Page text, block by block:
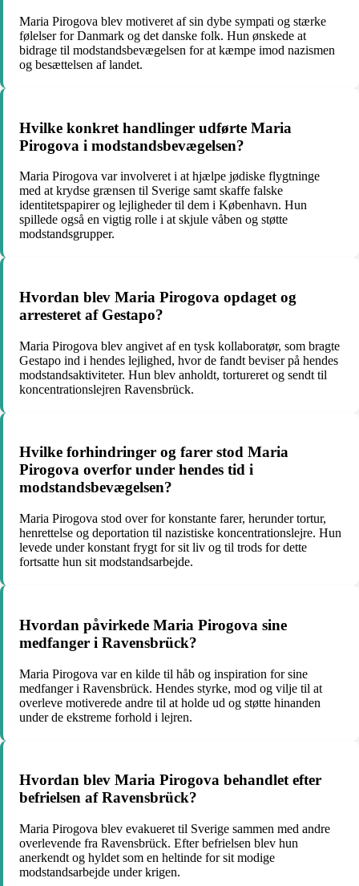
Maria Pirogova blev motiveret af sin dybe sympati og stærke
følelser for Danmark og det danske folk. Hun ønskede at
bidrage til modstandsbevægelsen for at kæmpe imod nazismen
og besættelsen af landet.
Hvilke konkret handlinger udførte Maria
Pirogova i modstandsbevægelsen?
Maria Pirogova var involveret i at hjælpe jødiske flygtninge
med at krydse grænsen til Sverige samt skaffe falske
identitetspapirer og lejligheder til dem i København. Hun
spillede også en vigtig rolle i at skjule våben og støtte
modstandsgrupper.
Hvordan blev Maria Pirogova opdaget og
arresteret af Gestapo?
Maria Pirogova blev angivet af en tysk kollaboratør, som bragte
Gestapo ind i hendes lejlighed, hvor de fandt beviser på hendes
modstandsaktiviteter. Hun blev anholdt, tortureret og sendt til
koncentrationslejren Ravensbrück.
Hvilke forhindringer og farer stod Maria
Pirogova overfor under hendes tid i
modstandsbevægelsen?
Maria Pirogova stod over for konstante farer, herunder tortur,
henrettelse og deportation til nazistiske koncentrationslejre. Hun
levede under konstant frygt for sit liv og til trods for dette
fortsatte hun sit modstandsarbejde.
Hvordan påvirkede Maria Pirogova sine
medfanger i Ravensbrück?
Maria Pirogova var en kilde til håb og inspiration for sine
medfanger i Ravensbrück. Hendes styrke, mod og vilje til at
overleve motiverede andre til at holde ud og støtte hinanden
under de ekstreme forhold i lejren.
Hvordan blev Maria Pirogova behandlet efter
befrielsen af Ravensbrück?
Maria Pirogova blev evakueret til Sverige sammen med andre
overlevende fra Ravensbrück. Efter befrielsen blev hun
anerkendt og hyldet som en heltinde for sit modige
modstandsarbejde under krigen.